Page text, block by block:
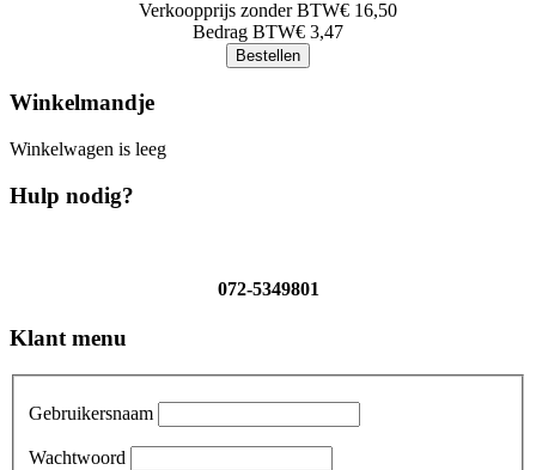
Verkoopprijs zonder BTW€ 16,50
Bedrag BTW€ 3,47
Winkelmandje
Winkelwagen is leeg
Hulp nodig?
072-5349801
Klant menu
Gebruikersnaam
Wachtwoord